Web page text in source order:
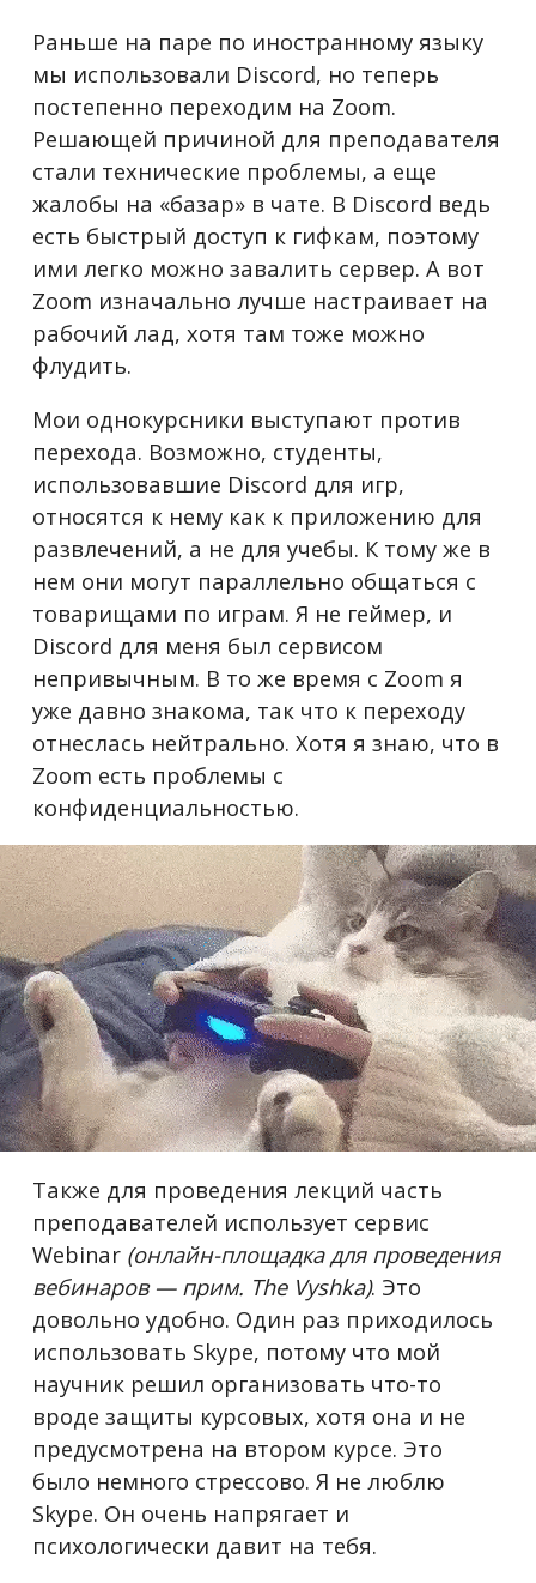
Раньше на паре по иностранному языку
мы использовали Discord, но теперь
постепенно переходим на Zoom.
Решающей причиной для преподавателя
стали технические проблемы, а еще
жалобы на «базар» в чате. В Discord ведь
есть быстрый доступ к гифкам, поэтому
ими легко можно завалить сервер. А вот
Zoom изначально лучше настраивает на
рабочий лад, хотя там тоже можно
флудить.
Мои однокурсники выступают против
перехода. Возможно, студенты,
использовавшие Discord для игр,
относятся к нему как к приложению для
развлечений, а не для учебы. К тому же в
нем они могут параллельно общаться с
товарищами по играм. Я не геймер, и
Discord для меня был сервисом
непривычным. В то же время с Zoom я
уже давно знакома, так что к переходу
отнеслась нейтрально. Хотя я знаю, что в
Zoom есть проблемы с
конфиденциальностью.
Также для проведения лекций часть
преподавателей использует сервис
Webinar (онлайн-площадка для проведения
вебинаров — прим. The Vyshka). Это
довольно удобно. Один раз приходилось
использовать Skype, потому что мой
научник решил организовать что-то
вроде защиты курсовых, хотя она и не
предусмотрена на втором курсе. Это
было немного стрессово. Я не люблю
Skype. Он очень напрягает и
психологически давит на тебя.